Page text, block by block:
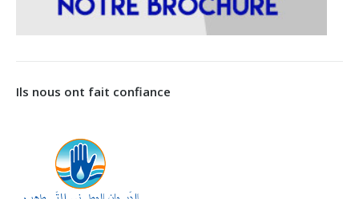
Ils nous ont fait confiance